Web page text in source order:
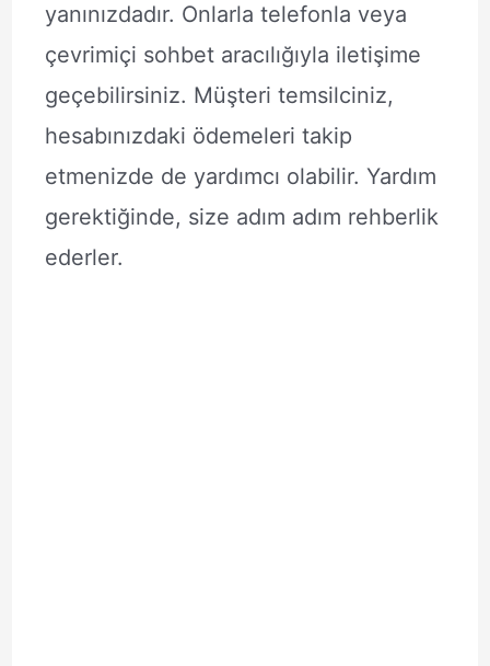
yanınızdadır. Onlarla telefonla veya
çevrimiçi sohbet aracılığıyla iletişime
geçebilirsiniz. Müşteri temsilciniz,
hesabınızdaki ödemeleri takip
etmenizde de yardımcı olabilir. Yardım
gerektiğinde, size adım adım rehberlik
ederler.